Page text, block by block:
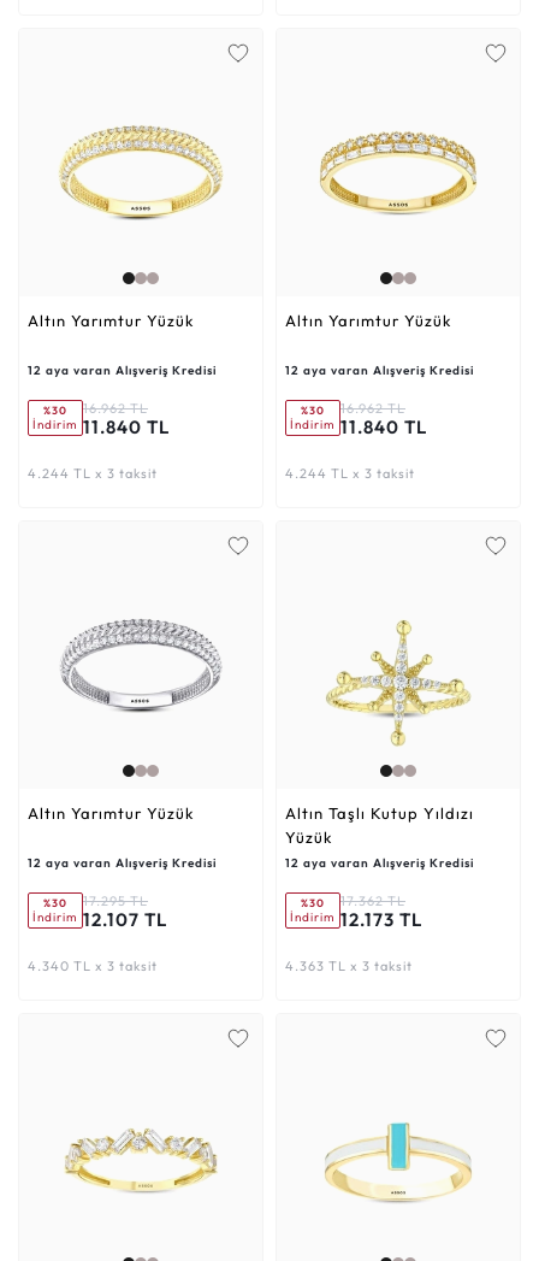
Altın Yarımtur Yüzük
12 aya varan Alışveriş Kredisi
%30
İndirim
16.962 TL
11.840 TL
4.244 TL x 3 taksit
Altın Yarımtur Yüzük
12 aya varan Alışveriş Kredisi
%30
İndirim
16.962 TL
11.840 TL
4.244 TL x 3 taksit
Altın Yarımtur Yüzük
12 aya varan Alışveriş Kredisi
%30
İndirim
17.295 TL
12.107 TL
4.340 TL x 3 taksit
Altın Taşlı Kutup Yıldızı
Yüzük
12 aya varan Alışveriş Kredisi
%30
İndirim
17.362 TL
12.173 TL
4.363 TL x 3 taksit